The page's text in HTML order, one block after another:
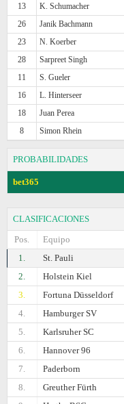
13
K. Schumacher
26
Janik Bachmann
23
N. Koerber
28
Sarpreet Singh
11
S. Gueler
16
L. Hinterseer
18
Juan Perea
8
Simon Rhein
PROBABILIDADES
bet365
CLASIFICACIONES
Pos.
Equipo
1.
St. Pauli
2.
Holstein Kiel
3.
Fortuna Düsseldorf
4.
Hamburger SV
5.
Karlsruher SC
6.
Hannover 96
7.
Paderborn
8.
Greuther Fürth